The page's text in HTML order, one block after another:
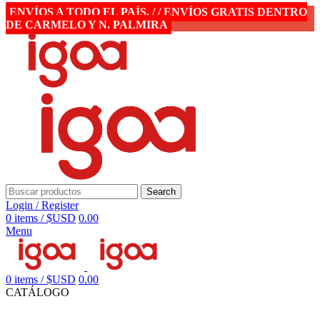
ENVÍOS A TODO EL PAÍS. / / ENVÍOS GRATIS DENTRO
DE CARMELO Y N. PALMIRA
Search
Login / Register
0 items / $USD 0.00
Menu
0 items / $USD 0.00
CATÁLOGO